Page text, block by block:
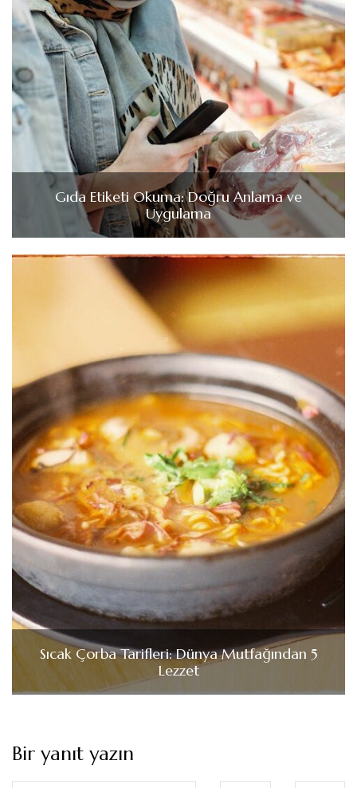
Gıda Etiketi Okuma: Doğru Anlama ve
Uygulama
Sıcak Çorba Tarifleri: Dünya Mutfağından 5
Lezzet
Bir yanıt yazın